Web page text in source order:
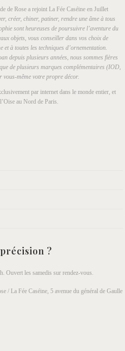
de Rose a rejoint La Fée Caséine en Juillet
créer, chiner, patiner, rendre une âme à tous
sont heureuses de poursuivre l’aventure du
objets, vous conseiller dans vos choix de
à toutes les techniques d’ornementation.
depuis plusieurs années, nous sommes fières
de plusieurs marques complémentaires (IOD,
même votre propre décor.
par internet dans le monde entier, et
au Nord de Paris.
?
Ouvert les samedis sur rendez-vous.
/ La Fée Caséine, 5 avenue du général de Gaulle